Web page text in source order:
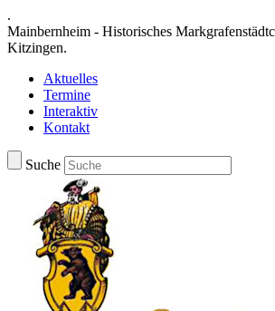
.
Mainbernheim - Historisches
Kitzingen.
Aktuelles
Termine
Interaktiv
Kontakt
Suche